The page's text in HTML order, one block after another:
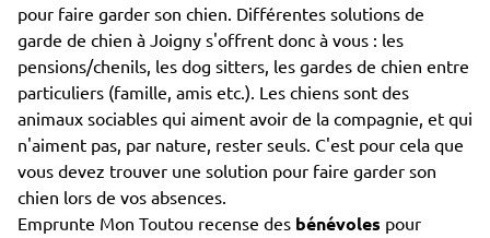
pour faire garder son chien. Différentes solutions de
garde de chien à Joigny s'offrent donc à vous : les
pensions/chenils, les dog sitters, les gardes de chien entre
particuliers (famille, amis etc.). Les chiens sont des
animaux sociables qui aiment avoir de la compagnie, et qui
n'aiment pas, par nature, rester seuls. C'est pour cela que
vous devez trouver une solution pour faire garder son
chien lors de vos absences.
Emprunte Mon Toutou recense des bénévoles pour